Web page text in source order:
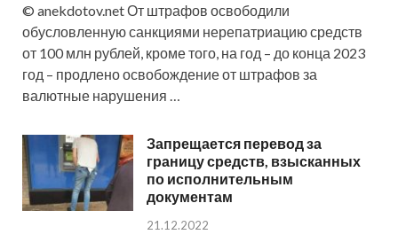
© anekdotov.net От штрафов освободили
обусловленную санкциями нерепатриацию средств
от 100 млн рублей, кроме того, на год – до конца 2023
год – продлено освобождение от штрафов за
валютные нарушения …
Запрещается перевод за
границу средств, взысканных
по исполнительным
документам
21.12.2022